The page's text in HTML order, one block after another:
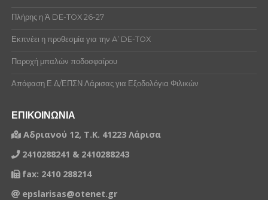
Πλήρης η Ά DE-TOX 26-27
Εκπνέει η προθεσμία για την A’ DE-TOX
Παροχή μπαλών ποδοσφαίρου
Απόφαση Ε.Δ/ΕΠΣΝ Λάρισας για Εξοδολόγια Φιλικών
ΕΠΙΚΟΙΝΩΝΙΑ
Αδριανού 12, Τ.Κ. 41223 Λάρισα
2410288241 & 2410288243
fax: 2410 288214
epslarisas@otenet.gr